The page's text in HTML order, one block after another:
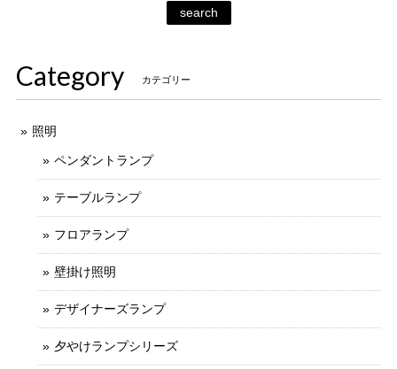
search
Category カテゴリー
照明
ペンダントランプ
テーブルランプ
フロアランプ
壁掛け照明
デザイナーズランプ
夕やけランプシリーズ